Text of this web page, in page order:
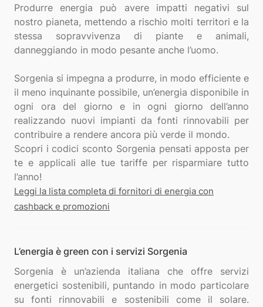
Produrre energia può avere impatti negativi sul
nostro pianeta, mettendo a rischio molti territori e la
stessa sopravvivenza di piante e animali,
danneggiando in modo pesante anche l’uomo.
Sorgenia si impegna a produrre, in modo efficiente e
il meno inquinante possibile, un’energia disponibile in
ogni ora del giorno e in ogni giorno dell’anno
realizzando nuovi impianti da fonti rinnovabili per
contribuire a rendere ancora più verde il mondo.
Scopri i codici sconto Sorgenia pensati apposta per
te e applicali alle tue tariffe per risparmiare tutto
Leggi la lista completa di fornitori di energia con
cashback e promozioni
L’energia è green con i servizi Sorgenia
Sorgenia è un’azienda italiana che offre servizi
energetici sostenibili, puntando in modo particolare
su fonti rinnovabili e sostenibili come il solare.